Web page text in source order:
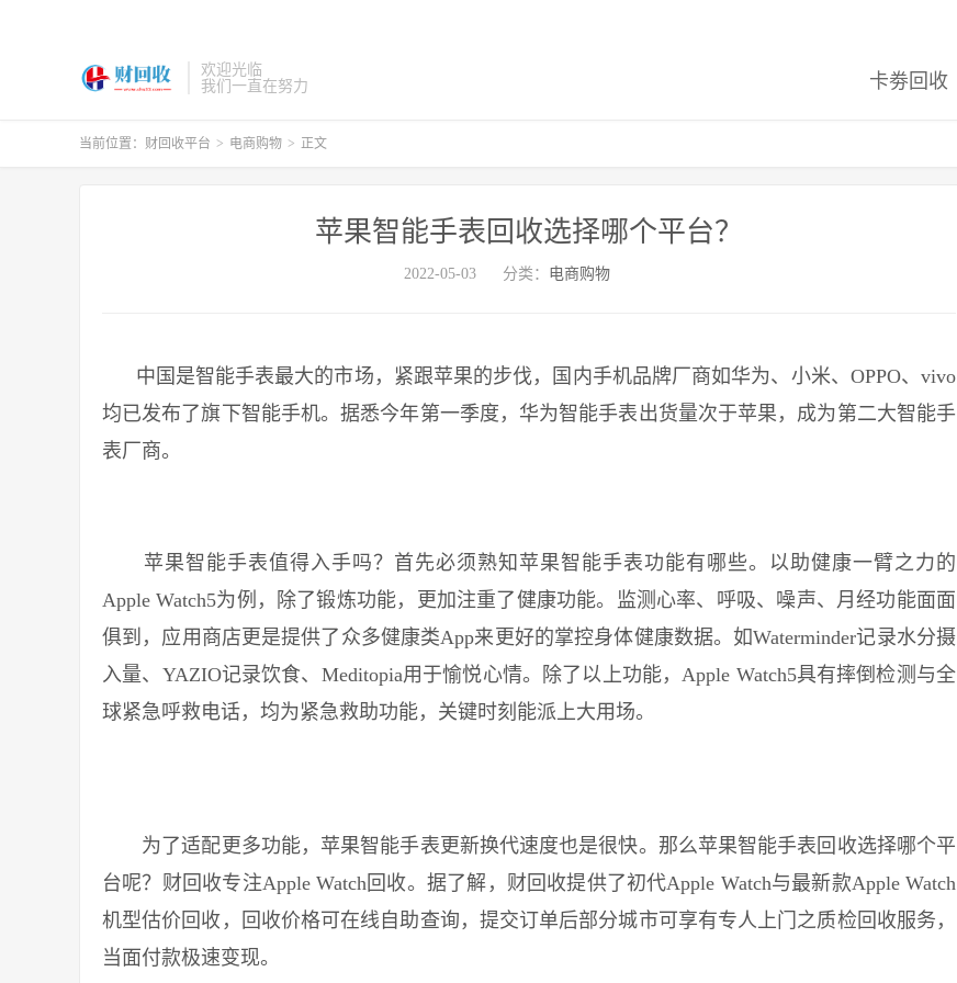
欢迎光临
我们一直在努力
卡劵回收
当前位置： 财回收平台 > 电商购物 > 正文
苹果智能手表回收选择哪个平台？
2022-05-03 分类： 电商购物
中国是智能手表最大的市场，紧跟苹果的步伐，国内手机品牌厂商如华为、小米、OPPO、vivo
均已发布了旗下智能手机。据悉今年第一季度，华为智能手表出货量次于苹果，成为第二大智能手
表厂商。
苹果智能手表值得入手吗？首先必须熟知苹果智能手表功能有哪些。以助健康一臂之力的
Apple Watch5为例，除了锻炼功能，更加注重了健康功能。监测心率、呼吸、噪声、月经功能面面
俱到，应用商店更是提供了众多健康类App来更好的掌控身体健康数据。如Waterminder记录水分摄
入量、YAZIO记录饮食、Meditopia用于愉悦心情。除了以上功能，Apple Watch5具有摔倒检测与全
球紧急呼救电话，均为紧急救助功能，关键时刻能派上大用场。
为了适配更多功能，苹果智能手表更新换代速度也是很快。那么苹果智能手表回收选择哪个平
台呢？财回收专注Apple Watch回收。据了解，财回收提供了初代Apple Watch与最新款Apple Watch
机型估价回收，回收价格可在线自助查询，提交订单后部分城市可享有专人上门之质检回收服务，
当面付款极速变现。